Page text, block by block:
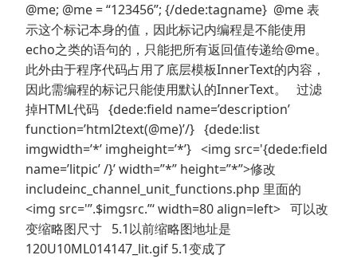
@me; @me = “123456”; {/dede:tagname} @me 表
示这个标记本身的值，因此标记内编程是不能使用
echo之类的语句的，只能把所有返回值传递给@me。
此外由于程序代码占用了底层模板InnerText的内容，
因此需编程的标记只能使用默认的InnerText。 过滤
掉HTML代码 {dede:field name=’description’
function=’html2text(@me)’/} {dede:list
imgwidth=’*’ imgheight=’*’} <img src='{dede:field
name=’litpic’ /}’ width=”*” height=”*”>修改
includeinc_channel_unit_functions.php 里面的
<img src='”.$imgsrc.”‘ width=80 align=left> 可以改
变缩略图尺寸 5.1以前缩略图地址是
120U10ML014147_lit.gif 5.1变成了